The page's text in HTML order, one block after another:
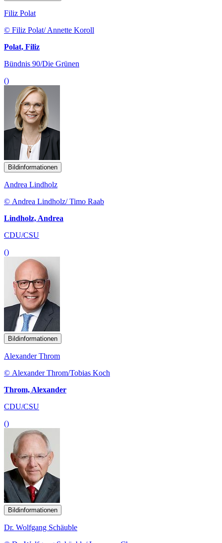
Filiz Polat
© Filiz Polat/ Annette Koroll
Polat, Filiz
Bündnis 90/Die Grünen
()
Bildinformationen
Andrea Lindholz
© Andrea Lindholz/ Timo Raab
Lindholz, Andrea
CDU/CSU
()
Bildinformationen
Alexander Throm
© Alexander Throm/Tobias Koch
Throm, Alexander
CDU/CSU
()
Bildinformationen
Dr. Wolfgang Schäuble